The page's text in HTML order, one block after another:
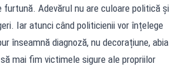
furtună. Adevărul nu are culoare politică și
Iar atunci când politicienii vor înțelege
înseamnă diagnoză, nu decorațiune, abia
mai fim victimele sigure ale propriilor